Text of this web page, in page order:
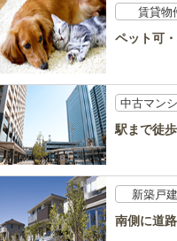
賃貸物
ペット可
中古マン
駅まで徒
新築戸
南側に道